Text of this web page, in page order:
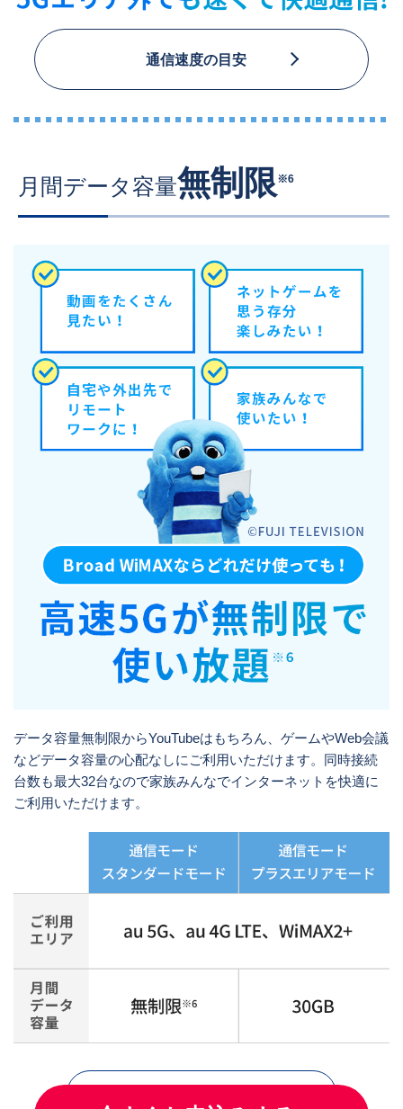
通信速度の目安
月間データ容量無制限※6
データ容量無制限からYouTubeはもちろん、ゲームやWeb会議
などデータ容量の心配なしにご利用いただけます。同時接続
台数も最大32台なので家族みんなでインターネットを快適に
ご利用いただけます。